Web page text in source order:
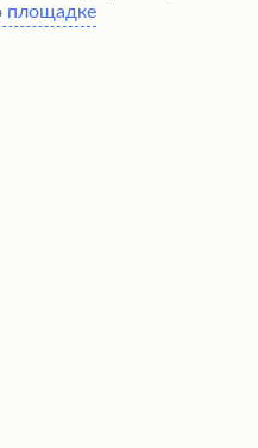
и ненавязчивое
площадке